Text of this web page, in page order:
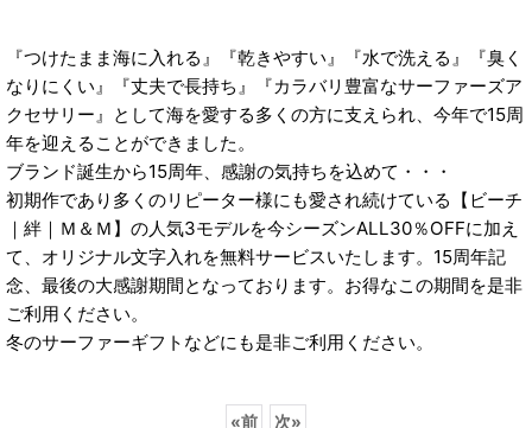
『つけたまま海に入れる』『乾きやすい』『水で洗える』『臭く
なりにくい』『丈夫で長持ち』『カラバリ豊富なサーファーズア
クセサリー』として海を愛する多くの方に支えられ、今年で15周
年を迎えることができました。
ブランド誕生から15周年、感謝の気持ちを込めて・・・
初期作であり多くのリピーター様にも愛され続けている【ビーチ
｜絆｜Ｍ＆Ｍ】の人気3モデルを今シーズンALL30％OFFに加え
て、オリジナル文字入れを無料サービスいたします。15周年記
念、最後の大感謝期間となっております。お得なこの期間を是非
ご利用ください。
冬のサーファーギフトなどにも是非ご利用ください。
«前 次»